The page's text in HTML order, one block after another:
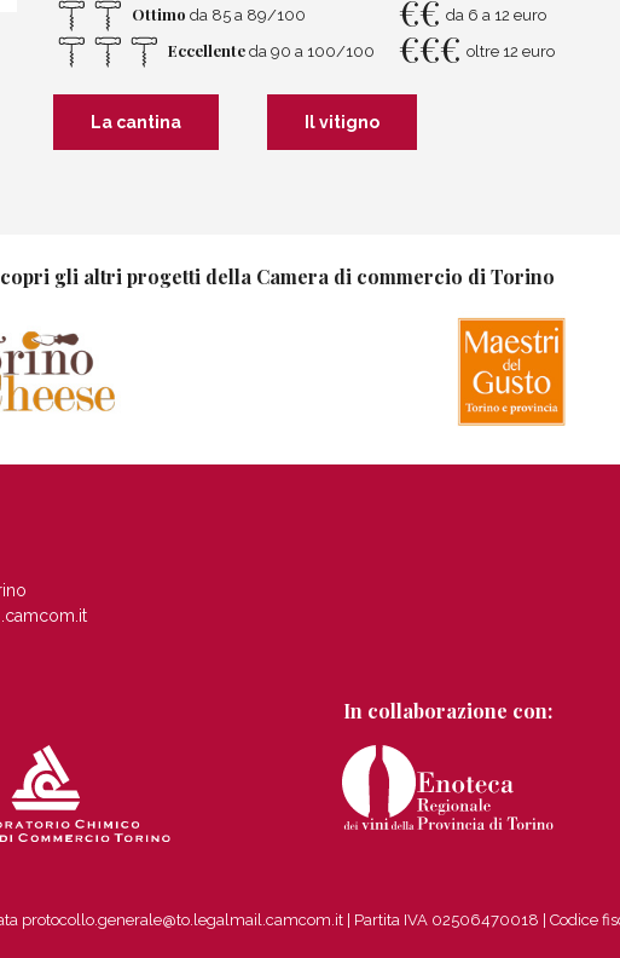
Ottimo da 85 a 89/100
Eccellente da 90 a 100/100
€€ da 6 a 12 euro
€€€ oltre 12 euro
La cantina Il vitigno
gli altri progetti della Camera di commercio di Torino
In collaborazione con:
protocollo.generale@to.legalmail.camcom.it | Partita IVA 02506470018 Codice